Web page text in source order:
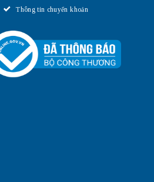
Thông tin chuyển khoản